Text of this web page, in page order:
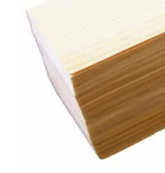
商品から探す
特集